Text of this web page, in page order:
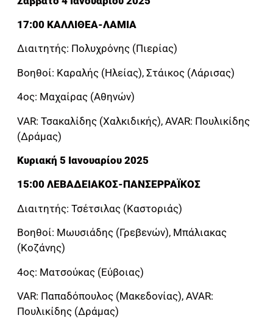
17:00 ΚΑΛΛΙΘΕΑ-ΛΑΜΙΑ
Διαιτητής: Πολυχρόνης (Πιερίας)
Βοηθοί: Καραλής (Ηλείας), Στάικος (Λάρισας)
4ος: Μαχαίρας (Αθηνών)
VAR: Τσακαλίδης (Χαλκιδικής), AVAR: Πουλικίδης
(Δράμας)
Κυριακή 5 Ιανουαρίου 2025
15:00 ΛΕΒΑΔΕΙΑΚΟΣ-ΠΑΝΣΕΡΡΑΪΚΟΣ
Διαιτητής: Τσέτσιλας (Καστοριάς)
Βοηθοί: Μωυσιάδης (Γρεβενών), Μπάλιακας
(Κοζάνης)
4ος: Ματσούκας (Εύβοιας)
VAR: Παπαδόπουλος (Μακεδονίας), AVAR:
Πουλικίδης (Δράμας)